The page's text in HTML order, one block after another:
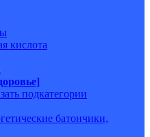
кислота
подкатегории
батончики,